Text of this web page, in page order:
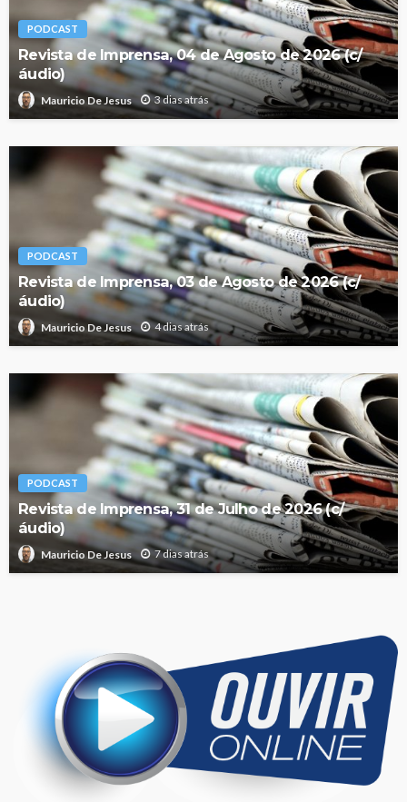
PODCAST
Revista de Imprensa, 04 de Agosto de 2026 (c/
áudio)
Mauricio De Jesus 3 dias atrás
PODCAST
Revista de Imprensa, 03 de Agosto de 2026 (c/
áudio)
Mauricio De Jesus 4 dias atrás
PODCAST
Revista de Imprensa, 31 de Julho de 2026 (c/
áudio)
Mauricio De Jesus 7 dias atrás